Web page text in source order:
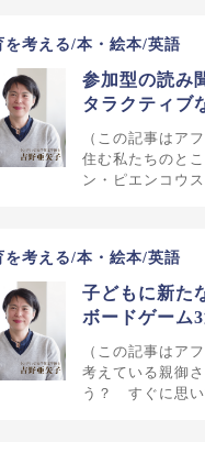
考える/本・絵本/英語
参加型の読み
タラクティブ
（この記事はア
住む私たちのと
ン・ピエンコウ
考える/本・絵本/英語
子どもに新た
ボードゲーム3
（この記事はア
考えている親御
う？ すぐに思い